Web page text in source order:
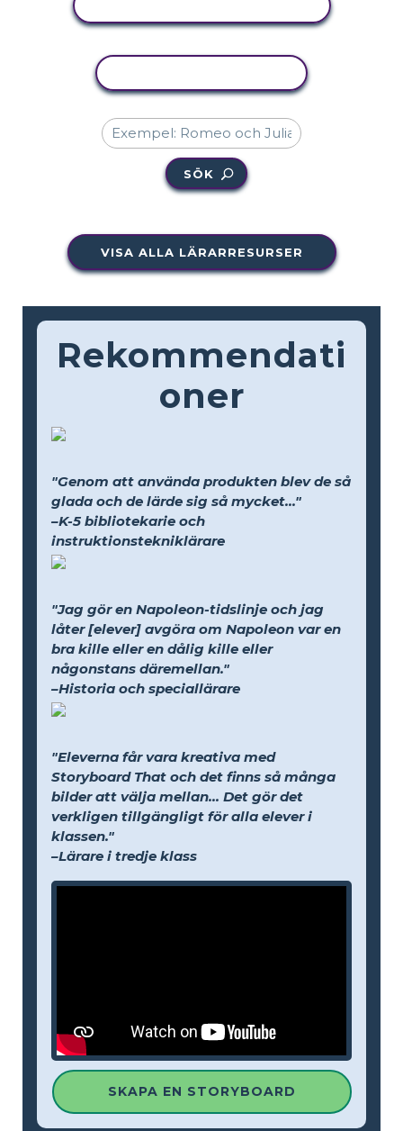
SÖK
VISA ALLA LÄRARRESURSER
Rekommendati
oner
"Genom att använda produkten blev de så
glada och de lärde sig så mycket..."
–K-5 bibliotekarie och
instruktionstekniklärare
"Jag gör en Napoleon-tidslinje och jag
låter [elever] avgöra om Napoleon var en
bra kille eller en dålig kille eller
någonstans däremellan."
–Historia och speciallärare
"Eleverna får vara kreativa med
Storyboard That och det finns så många
bilder att välja mellan... Det gör det
verkligen tillgängligt för alla elever i
klassen."
–Lärare i tredje klass
SKAPA EN STORYBOARD